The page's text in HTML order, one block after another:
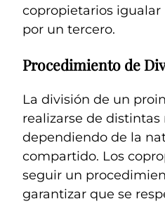
copropietarios igualar
por un tercero.
Procedimiento de
La división de un
realizarse de distintas
dependiendo de la
compartido. Los
seguir un
garantizar que se